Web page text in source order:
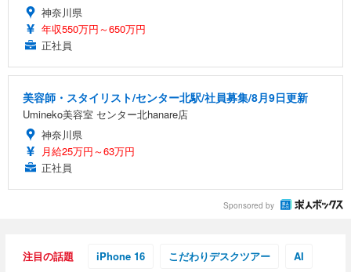
神奈川県
年収550万円～650万円
正社員
美容師・スタイリスト/センター北駅/社員募集/8月9日更新
Umineko美容室 センター北hanare店
神奈川県
月給25万円～63万円
正社員
Sponsored by
注目の話題 iPhone 16 こだわりデスクツアー AI